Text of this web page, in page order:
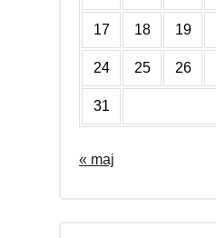
17 18 19
24 25 26
31
« maj